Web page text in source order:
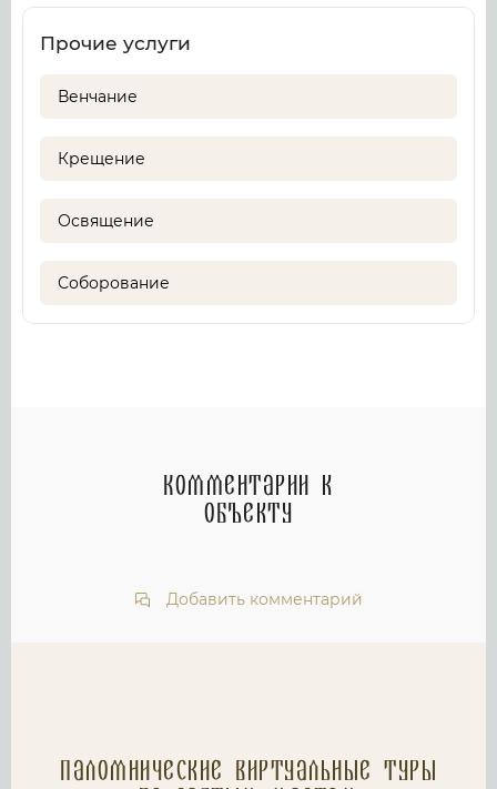
Прочие услуги
Венчание
Крещение
Освящение
Соборование
Комментарии к
объекту
Добавить комментарий
Паломнические Виртуальные туры